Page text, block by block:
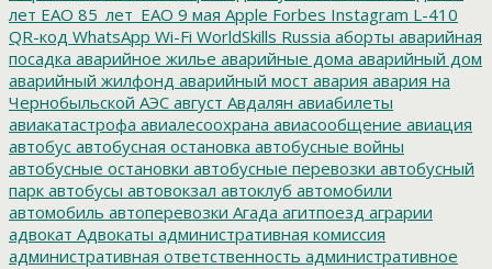
лет ЕАО 85_лет_ЕАО 9 мая Apple Forbes Instagram L-410
QR-код WhatsApp Wi-Fi WorldSkills Russia аборты аварийная
посадка аварийное жилье аварийные дома аварийный дом
аварийный жилфонд аварийный мост авария авария на
Чернобыльской АЭС август Авдалян авиабилеты
авиакатастрофа авиалесоохрана авиасообщение авиация
автобус автобусная остановка автобусные войны
автобусные остановки автобусные перевозки автобусный
парк автобусы автовокзал автоклуб автомобили
автомобиль автоперевозки Агада агитпоезд аграрии
адвокат Адвокаты административная комиссия
административная ответственность административное